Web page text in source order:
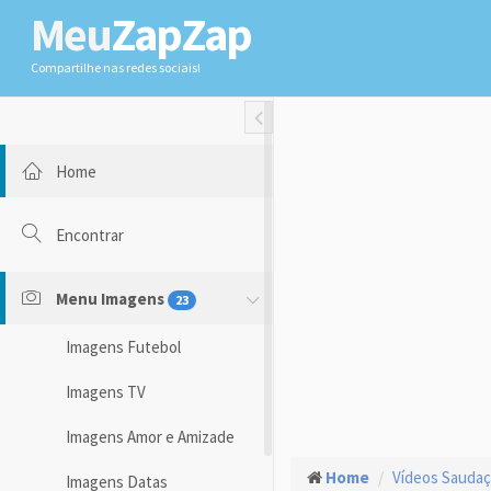
MeuZapZap
Compartilhe nas redes sociais!
Toggle Fullwidth
Home
Encontrar
Menu Imagens 23
Imagens Futebol
Imagens TV
Imagens Amor e Amizade
Imagens Datas Home Vídeos